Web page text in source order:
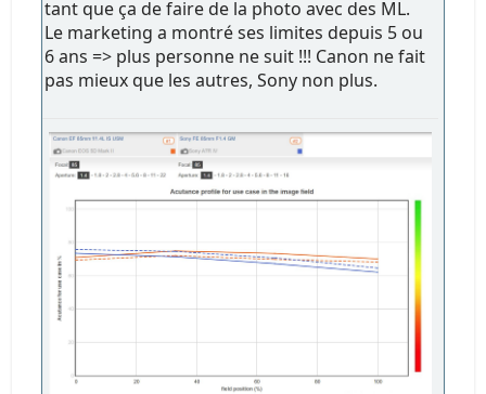
tant que ça de faire de la photo avec des ML.
Le marketing a montré ses limites depuis 5 ou
6 ans => plus personne ne suit !!! Canon ne fait
pas mieux que les autres, Sony non plus.